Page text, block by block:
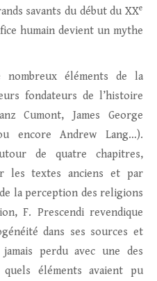
savants du début du XXe
humain devient un mythe
nombreux éléments de la
fondateurs de l’histoire
Cumont, James George
encore Andrew Lang…).
de quatre chapitres,
les textes anciens et par
la perception des religions
F. Prescendi revendique
dans ses sources et
perdu avec une des
éléments avaient pu